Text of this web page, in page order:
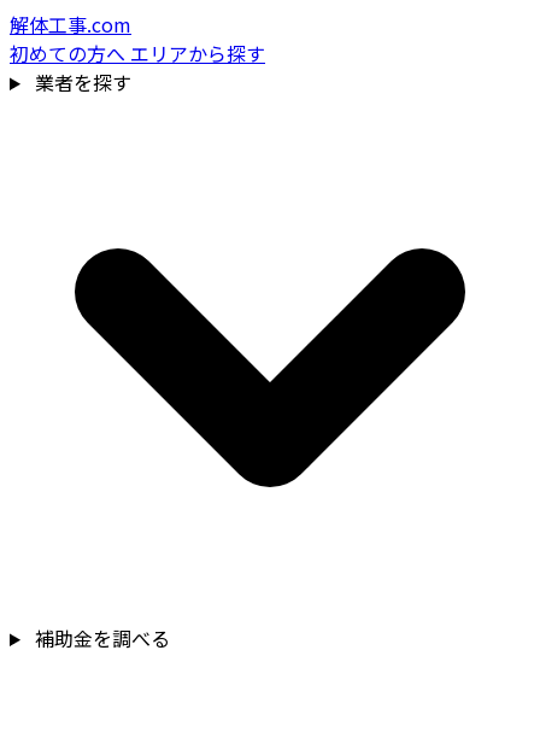
解体工事.com
初めての方へ エリアから探す
業者を探す
補助金を調べる